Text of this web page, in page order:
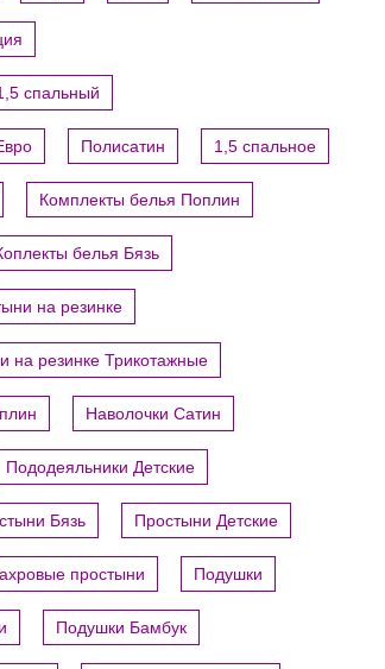
спальный
Полисатин 1,5 спальное
Комплекты белья Поплин
белья Бязь
на резинке
на резинке Трикотажные
Наволочки Сатин
Пододеяльники Детские
Бязь Простыни Детские
простыни Подушки
Подушки Бамбук